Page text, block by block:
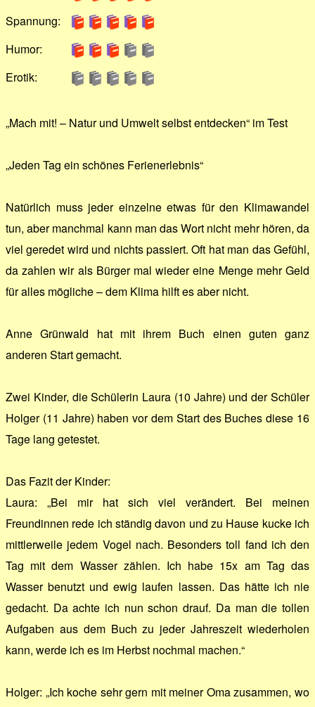
Spannung:
Humor:
Erotik:
„Mach mit! – Natur und Umwelt selbst entdecken“ im Test
„Jeden Tag ein schönes Ferienerlebnis“
Natürlich muss jeder einzelne etwas für den Klimawandel
tun, aber manchmal kann man das Wort nicht mehr hören, da
viel geredet wird und nichts passiert. Oft hat man das Gefühl,
da zahlen wir als Bürger mal wieder eine Menge mehr Geld
für alles mögliche – dem Klima hilft es aber nicht.
Anne Grünwald hat mit ihrem Buch einen guten ganz
anderen Start gemacht.
Zwei Kinder, die Schülerin Laura (10 Jahre) und der Schüler
Holger (11 Jahre) haben vor dem Start des Buches diese 16
Tage lang getestet.
Das Fazit der Kinder:
Laura: „Bei mir hat sich viel verändert. Bei meinen
Freundinnen rede ich ständig davon und zu Hause kucke ich
mittlerweile jedem Vogel nach. Besonders toll fand ich den
Tag mit dem Wasser zählen. Ich habe 15x am Tag das
Wasser benutzt und ewig laufen lassen. Das hätte ich nie
gedacht. Da achte ich nun schon drauf. Da man die tollen
Aufgaben aus dem Buch zu jeder Jahreszeit wiederholen
kann, werde ich es im Herbst nochmal machen.“
Holger: „Ich koche sehr gern mit meiner Oma zusammen, wo